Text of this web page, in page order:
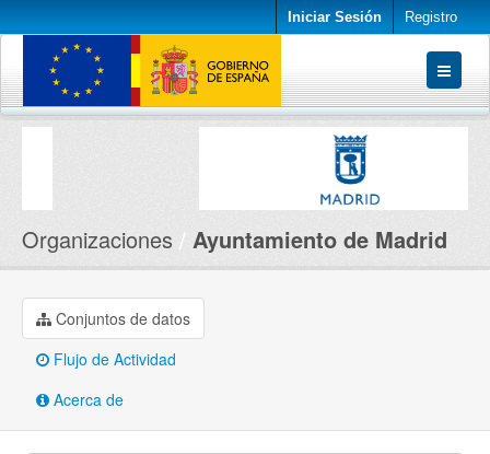
Iniciar Sesión Registro
Conjuntos de datos
Organizaciones Ayuntamiento de Madrid
Conjuntos de datos
Flujo de Actividad
Acerca de